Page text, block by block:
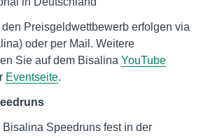
Preisgeldwettbewerb erfolgen via
oder per Mail. Weitere
Sie auf dem Bisalina YouTube
Eventseite.
Speedruns fest in der